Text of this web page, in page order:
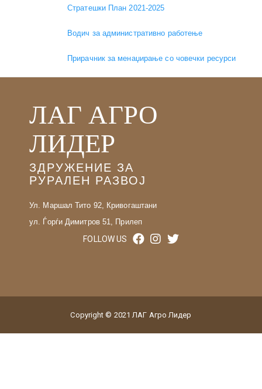
Стратешки План 2021-2025
Водич за административно работење
Прирачник за менаџирање со човечки ресурси
ЛАГ АГРО
ЛИДЕР
ЗДРУЖЕНИЕ ЗА
РУРАЛЕН РАЗВОЈ
Ул. Маршал Тито 92, Кривогаштани
ул. Ѓорѓи Димитров 51, Прилеп
FOLLOW US
Copyright © 2021 ЛАГ Агро Лидер